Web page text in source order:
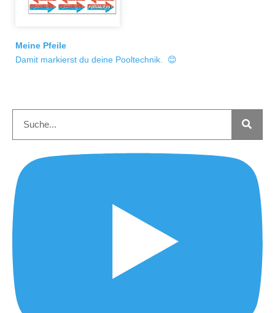
Meine Pfeile
Damit markierst du deine Pooltechnik. 😊